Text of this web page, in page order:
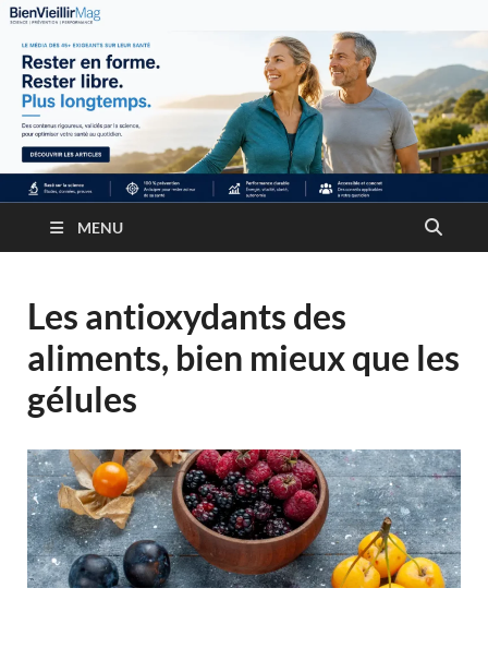
MENU
Les antioxydants des
aliments, bien mieux que les
gélules